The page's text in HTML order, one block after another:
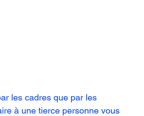
les cadres que par les
à une tierce personne vous